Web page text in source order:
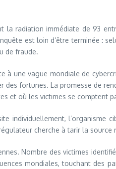
la radiation immédiate de 93
est loin d’être terminée :
de fraude.
à une vague mondiale de
fortunes. La promesse de
et où les victimes se comptent
individuellement,
cherche à tarir la
Nombre des victimes
mondiales, touchant des